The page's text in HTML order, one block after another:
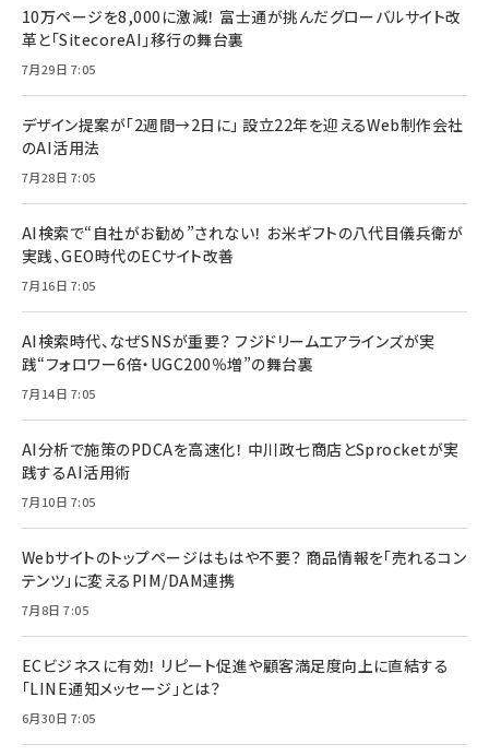
10万ページを8,000に激減！ 富士通が挑んだグローバルサイト改
革と「SitecoreAI」移行の舞台裏
7月29日 7:05
デザイン提案が「2週間→2日に」 設立22年を迎えるWeb制作会社
のAI活用法
7月28日 7:05
AI検索で“自社がお勧め”されない！ お米ギフトの八代目儀兵衛が
実践、GEO時代のECサイト改善
7月16日 7:05
AI検索時代、なぜSNSが重要？ フジドリームエアラインズが実
践“フォロワー6倍・UGC200％増”の舞台裏
7月14日 7:05
AI分析で施策のPDCAを高速化！ 中川政七商店とSprocketが実
践するAI活用術
7月10日 7:05
Webサイトのトップページはもはや不要？ 商品情報を「売れるコン
テンツ」に変えるPIM/DAM連携
7月8日 7:05
ECビジネスに有効！ リピート促進や顧客満足度向上に直結する
「LINE通知メッセージ」とは？
6月30日 7:05